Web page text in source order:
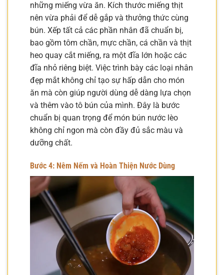
những miếng vừa ăn. Kích thước miếng thịt
nên vừa phải để dễ gắp và thưởng thức cùng
bún. Xếp tất cả các phần nhân đã chuẩn bị,
bao gồm tôm chần, mực chần, cá chần và thịt
heo quay cắt miếng, ra một đĩa lớn hoặc các
đĩa nhỏ riêng biệt. Việc trình bày các loại nhân
đẹp mắt không chỉ tạo sự hấp dẫn cho món
ăn mà còn giúp người dùng dễ dàng lựa chọn
và thêm vào tô bún của mình. Đây là bước
chuẩn bị quan trọng để món bún nước lèo
không chỉ ngon mà còn đầy đủ sắc màu và
dưỡng chất.
Bước 4: Nêm Nếm và Hoàn Thiện Nước Dùng